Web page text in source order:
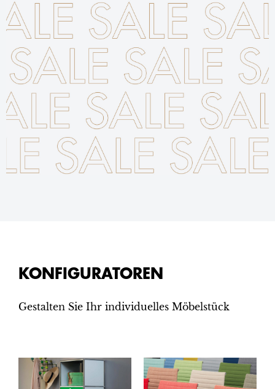
KONFIGURATOREN
Gestalten Sie Ihr individuelles Möbelstück